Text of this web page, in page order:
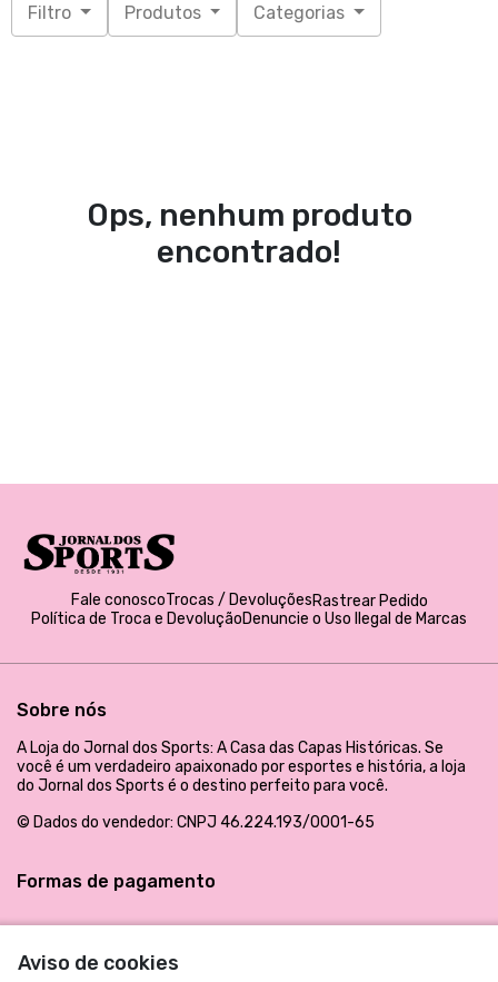
Filtro Produtos Categorias
Ops, nenhum produto
encontrado!
Aviso de cookies
Fale conoscoTrocas / DevoluçõesRastrear Pedido
Política de Troca e DevoluçãoDenuncie o Uso Ilegal de Marcas
Sobre nós
A Loja do Jornal dos Sports: A Casa das Capas Históricas. Se
você é um verdadeiro apaixonado por esportes e história, a loja
do Jornal dos Sports é o destino perfeito para você.
© Dados do vendedor: CNPJ 46.224.193/0001-65
Formas de pagamento